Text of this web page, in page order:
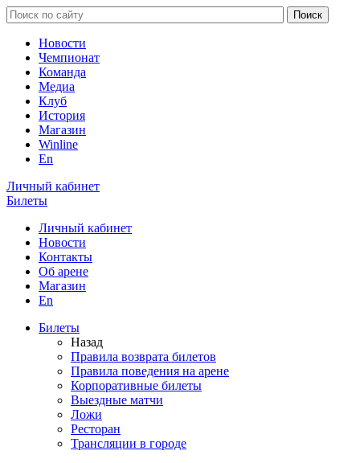
Новости
Чемпионат
Команда
Медиа
Клуб
История
Магазин
Winline
En
Личный кабинет
Билеты
Личный кабинет
Новости
Контакты
Об арене
Магазин
En
Билеты
Назад
Правила возврата билетов
Правила поведения на арене
Корпоративные билеты
Выездные матчи
Ложи
Ресторан
Трансляции в городе